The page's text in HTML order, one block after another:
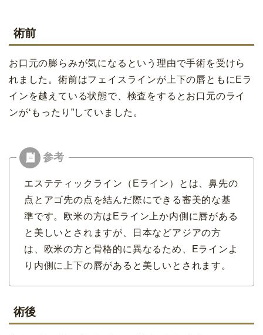
術前
お口元の膨らみが気になるという理由で手術を受けら
れました。術前はフェイスラインが上下の唇ともにEラ
インを越えている状態で、検査をするとお口元のライ
ンが‘もったり”していました。
エステティックライン（Eライン）とは、鼻先の
点とアゴ先の点を結んだ際にできる審美的な基
準です。欧米の方はEライン上か内側に唇がある
と美しいとされますが、日本などアジアの方
は、欧米の方と骨格的に異なるため、Eラインよ
り内側に上下の唇があると美しいとされます。
術後